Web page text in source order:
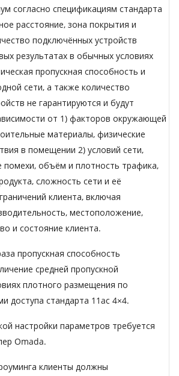
согласно спецификациям стандарта
расстояние, зона покрытия и
подключённых устройств
результатах в обычных условиях
пропускная способность и
сети, а также количество
не гарантируются и будут
от 1) факторов окружающей
материалы, физические
в помещении 2) условий сети,
помехи, объём и плотность трафика,
сложность сети и её
клиента, включая
местоположение,
и состояние клиента.
пропускная способность
средней пропускной
плотного размещения по
доступа стандарта 11ac 4×4.
настройки параметров требуется
Omada.
клиенты должны